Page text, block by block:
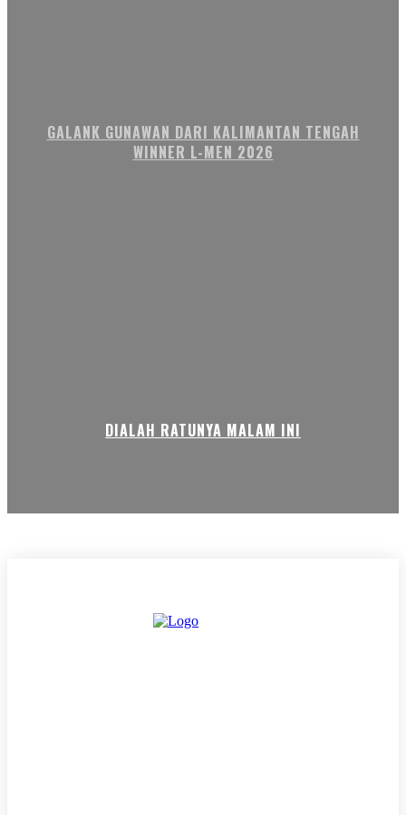
GALANK GUNAWAN DARI KALIMANTAN TENGAH
WINNER L-MEN 2026
DIALAH RATUNYA MALAM INI